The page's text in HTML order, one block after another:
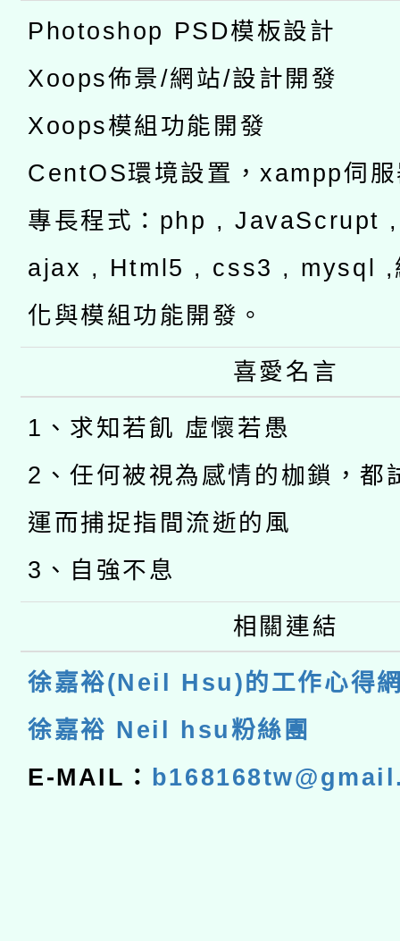
Photoshop PSD模板設計
Xoops佈景/網站/設計開發
Xoops模組功能開發
CentOS環境設置，xampp伺
專長程式：php , JavaScrupt
ajax , Html5 , css3 , mysql ,
化與模組功能開發。
喜愛名言
1、求知若飢 虛懷若愚
2、任何被視為感情的枷鎖，都
運而捕捉指間流逝的風
3、自強不息
相關連結
徐嘉裕(Neil Hsu)的工作心得
徐嘉裕 Neil hsu粉絲團
E-MAIL：